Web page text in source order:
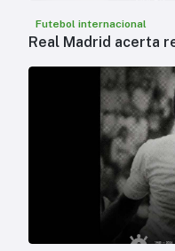
Futebol internacional
Real Madrid acerta